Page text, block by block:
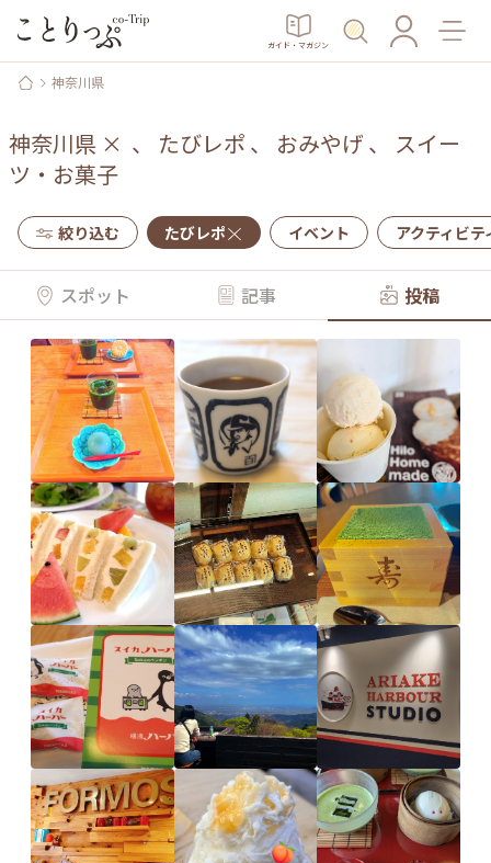
ガイド・マガジン
神奈川県
神奈川県 × 、 たびレポ 、 おみやげ 、 スイー
ツ・お菓子
絞り込む たびレポ イベント アクティビテ
スポット 記事 投稿